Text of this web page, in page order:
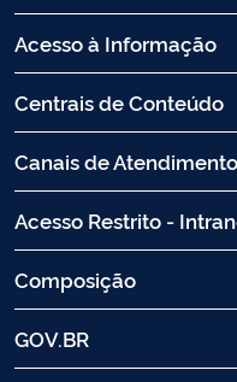
Acesso à Informação
Centrais de Conteúdo
Canais de Atendimento
Acesso Restrito -
Composição
GOV.BR